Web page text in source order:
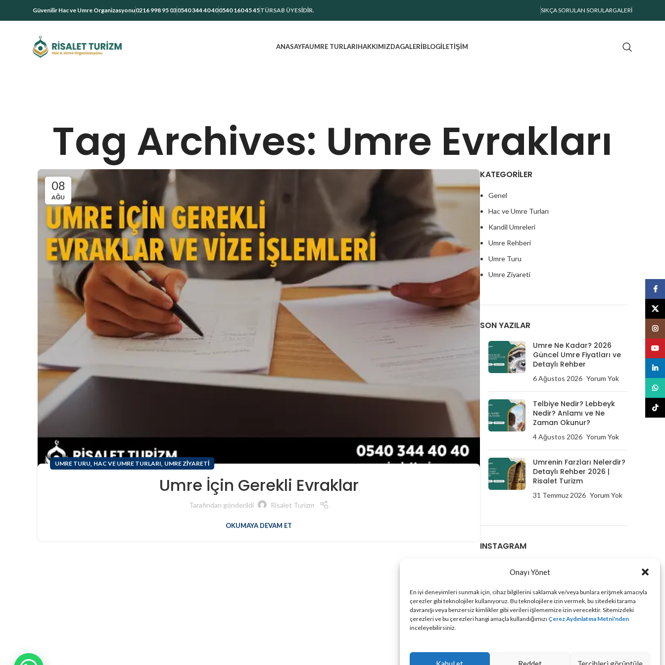
Onayı Yönet
En iyi deneyimleri sunmak için, cihaz bilgilerini saklamak ve/veya bunlara erişmek amacıyla
çerezler gibi teknolojiler kullanıyoruz. Bu teknolojilere izin vermek, bu sitedeki tarama
davranışı veya benzersiz kimlikler gibi verileri işlememize izin verecektir. Sitemizdeki
çerezleri ve bu çerezleri hangi amaçla kullandığımızı Çerez Aydınlatma Metni'nden
inceleyebilirsiniz.
Güvenilir Hac ve Umre Organizasyonu0216 998 95 030540 344 40 400540 160 45 45TÜRSAB ÜYESİDİR. SIKÇA SORULAN SORULARGALERI
ANASAYFAUMRE TURLARIHAKKIMIZDAGALERIBLOGİLETIŞIM
Tag Archives: Umre Evrakları
08
AĞU
UMRE TURU, HAC VE UMRE TURLARI, UMRE ZIYARETI
Umre İçin Gerekli Evraklar
Tarafından gönderildi Risalet Turizm
OKUMAYA DEVAM ET
KATEGORILER
Genel
Hac ve Umre Turları
Kandil Umreleri
Umre Rehberi
Umre Turu
Umre Ziyareti
SON YAZILAR
Umre Ne Kadar? 2026
Güncel Umre Fiyatları ve
Detaylı Rehber
6 Ağustos 2026 Yorum Yok
Telbiye Nedir? Lebbeyk
Nedir? Anlamı ve Ne
Zaman Okunur?
4 Ağustos 2026 Yorum Yok
Umrenin Farzları Nelerdir?
Detaylı Rehber 2026 |
Risalet Turizm
31 Temmuz 2026 Yorum Yok
INSTAGRAM